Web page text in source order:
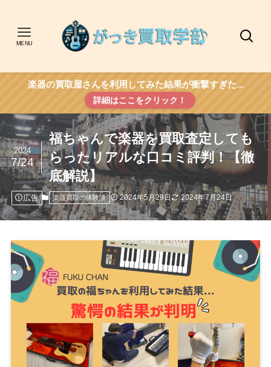
MENU
楽器の買取屋さんを利用してみた結果が衝撃すぎた...
詳細はここをクリック！
福ちゃんで楽器を買取査定しても
らったリアルな口コミ評判！【徹
底解説】
2024
7/24
広告 楽器買取の体験談 2024年5月29日 2024年7月24日